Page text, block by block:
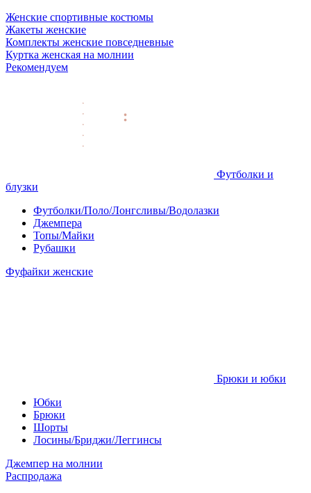
Женские спортивные костюмы
Жакеты женские
Комплекты женские повседневные
Куртка женская на молнии
Рекомендуем
Футболки и
блузки
Футболки/Поло/Лонгсливы/Водолазки
Джемпера
Топы/Майки
Рубашки
Фуфайки женские
Брюки и юбки
Юбки
Брюки
Шорты
Лосины/Бриджи/Леггинсы
Джемпер на молнии
Распродажа